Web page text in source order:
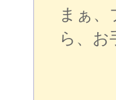
まぁ
ら、お